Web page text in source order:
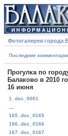
Фотогалерея города
Последние
Прогулка по
Балаково в 2010
16 июня
1. dsc_0001
165. dsc_0165
166. dsc_0166
167. dsc_0167